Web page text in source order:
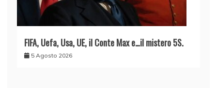
FIFA, Uefa, Usa, UE, il Conte Max e…il mistero 5S.
5 Agosto 2026